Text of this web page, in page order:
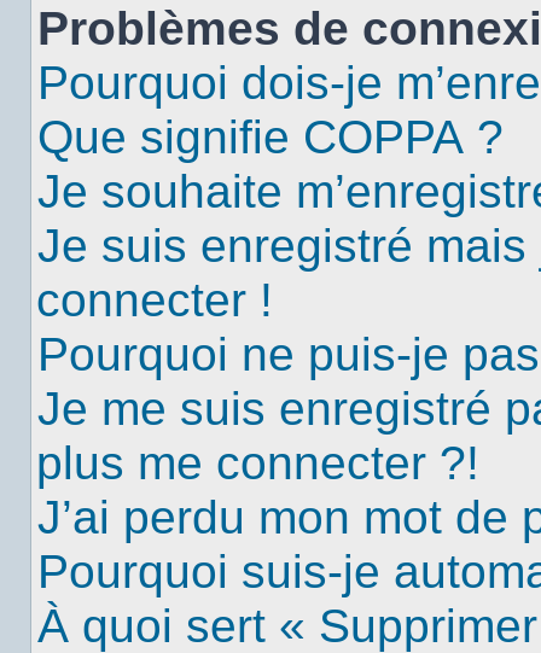
Problèmes de
Pourquoi dois-je
Que signifie COPPA ?
Je souhaite
Je suis enregistré
connecter !
Pourquoi ne puis-je
Je me suis enregistré
plus me connecter ?!
J’ai perdu mon mot de
Pourquoi suis-je
À quoi sert «